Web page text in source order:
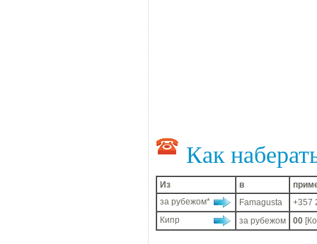
Как
Из в
за рубежом*
Famagusta
+357
Кипр
за рубежом 00